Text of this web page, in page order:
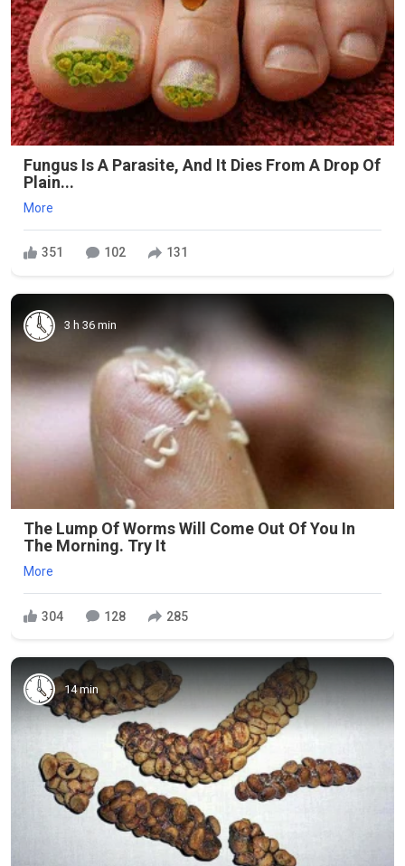
Fungus Is A Parasite, And It Dies From A Drop Of
Plain...
More
351 102 131
3 h 36 min
The Lump Of Worms Will Come Out Of You In
The Morning. Try It
More
304 128 285
14 min